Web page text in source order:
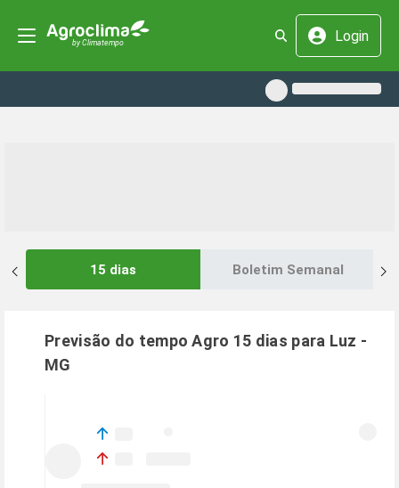
Login
15 dias Boletim Semanal
Previsão do tempo Agro 15 dias para Luz -
MG